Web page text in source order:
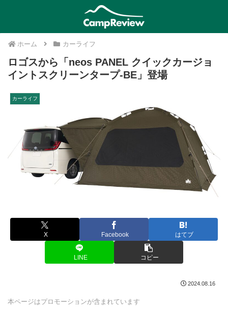
ホーム カーライフ
ロゴスから「neos PANEL クイックカージョ
イントスクリーンタープ-BE」登場
カーライフ
X Facebook はてブ
LINE コピー
2024.08.16
本ページはプロモーションが含まれています